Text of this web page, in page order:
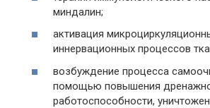
миндалин;
активация
иннервационных процессов
возбуждение процесса
помощью повышения
работоспособности,